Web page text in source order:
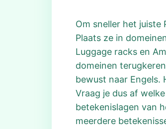
Om sneller het
Plaats ze in
Luggage racks en
domeinen
bewust naar
Vraag je dus af
betekenislagen van
meerdere